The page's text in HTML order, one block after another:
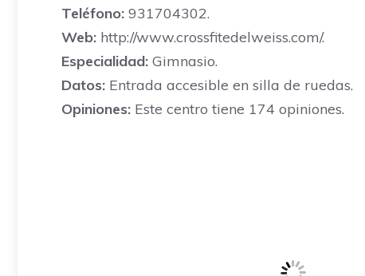
Teléfono: 931704302.
Web: http://www.crossfitedelweiss.com/.
Especialidad: Gimnasio.
Datos: Entrada accesible en silla de ruedas.
Opiniones: Este centro tiene 174 opiniones.